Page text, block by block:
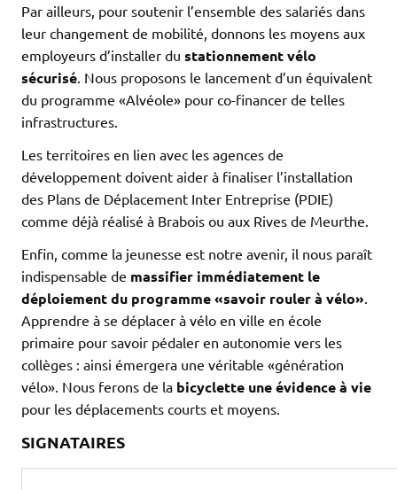
Par ailleurs, pour soutenir l’ensemble des salariés dans
leur changement de mobilité, donnons les moyens aux
employeurs d’installer du stationnement vélo
sécurisé . Nous proposons le lancement d’un équivalent
du programme «Alvéole» pour co-financer de telles
infrastructures.
Les territoires en lien avec les agences de
développement doivent aider à finaliser l’installation
des Plans de Déplacement Inter Entreprise (PDIE)
comme déjà réalisé à Brabois ou aux Rives de Meurthe.
Enfin, comme la jeunesse est notre avenir, il nous paraît
indispensable de massifier immédiatement le
déploiement du programme «savoir rouler à vélo»
Apprendre à se déplacer à vélo en ville en école
primaire pour savoir pédaler en autonomie vers les
collèges : ainsi émergera une véritable «génération
vélo». Nous ferons de la bicyclette une évidence à vie
pour les déplacements courts et moyens.
SIGNATAIRES